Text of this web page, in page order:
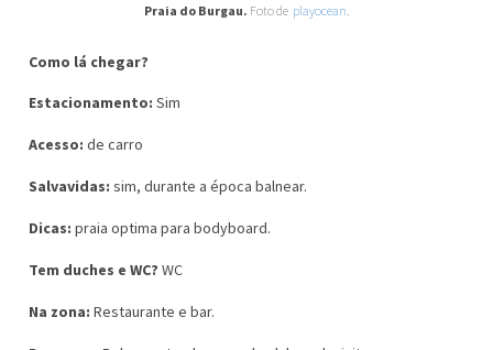
Praia do Burgau. Foto de playocean
Como lá chegar?
Estacionamento: Sim
Acesso: de carro
Salvavidas: sim, durante a época balnear.
Dicas: praia optima para bodyboard.
Tem duches e WC? WC
Na zona: Restaurante e bar.